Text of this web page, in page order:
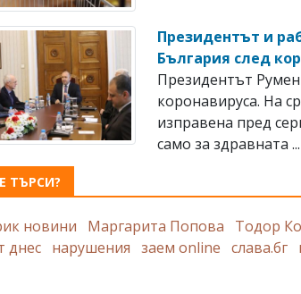
Президентът и
България след
Президентът Румен
коронавируса. На
изправена пред
само за здравната ...
ТЪРСИ?
новини Маргарита Попова Тодор
днес нарушения заем online слава.бг